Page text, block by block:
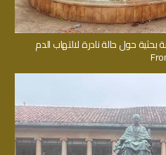
حول حالة نادرة لالتهاب الدم